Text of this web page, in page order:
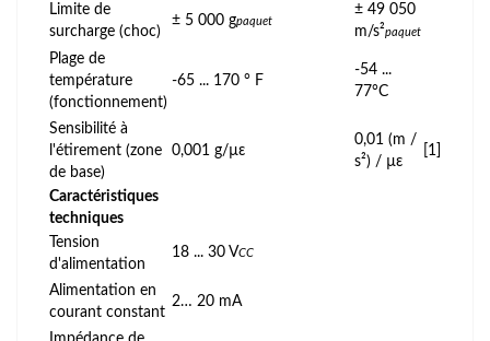
Limite de
surcharge (choc)
± 5 000 gpaquet
± 49 050
m/s²paquet
Plage de
température
(fonctionnement)
-65 ... 170 ° F
-54 ...
77°C
Sensibilité à
l'étirement (zone
de base)
0,001 g/µε
0,01 (m /
s²) / µε
[1]
Caractéristiques
techniques
Tension
d'alimentation
18 ... 30 VCC
Alimentation en
courant constant
2… 20 mA